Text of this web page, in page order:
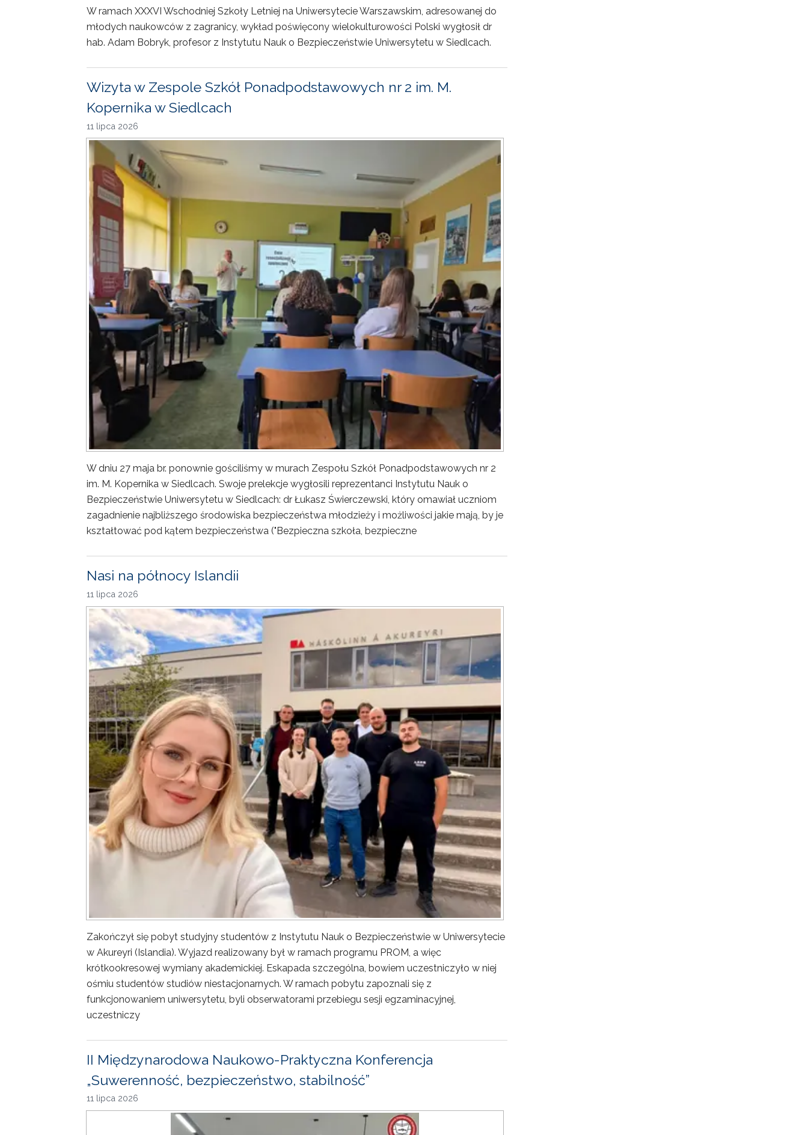
W ramach XXXVI Wschodniej Szkoły Letniej na Uniwersytecie Warszawskim, adresowanej do
młodych naukowców z zagranicy, wykład poświęcony wielokulturowości Polski wygłosił dr
hab. Adam Bobryk, profesor z Instytutu Nauk o Bezpieczeństwie Uniwersytetu w Siedlcach.
Wizyta w Zespole Szkół Ponadpodstawowych nr 2 im. M.
Kopernika w Siedlcach
11 lipca 2026
W dniu 27 maja br. ponownie gościliśmy w murach Zespołu Szkół Ponadpodstawowych nr 2
im. M. Kopernika w Siedlcach. Swoje prelekcje wygłosili reprezentanci Instytutu Nauk o
Bezpieczeństwie Uniwersytetu w Siedlcach: dr Łukasz Świerczewski, który omawiał uczniom
zagadnienie najbliższego środowiska bezpieczeństwa młodzieży i możliwości jakie mają, by je
kształtować pod kątem bezpieczeństwa ("Bezpieczna szkoła, bezpieczne
Nasi na północy Islandii
11 lipca 2026
Zakończył się pobyt studyjny studentów z Instytutu Nauk o Bezpieczeństwie w Uniwersytecie
w Akureyri (Islandia). Wyjazd realizowany był w ramach programu PROM, a więc
krótkookresowej wymiany akademickiej. Eskapada szczególna, bowiem uczestniczyło w niej
ośmiu studentów studiów niestacjonarnych. W ramach pobytu zapoznali się z
funkcjonowaniem uniwersytetu, byli obserwatorami przebiegu sesji egzaminacyjnej,
uczestniczy
II Międzynarodowa Naukowo-Praktyczna Konferencja
„Suwerenność, bezpieczeństwo, stabilność”
11 lipca 2026